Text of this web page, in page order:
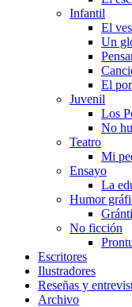
Infantil
El
Un
El
Juvenil
Los
No
Teatro
Mi
Ensayo
La
Humor
No ficción
Escritores
Ilustradores
Reseñas y
Archivo